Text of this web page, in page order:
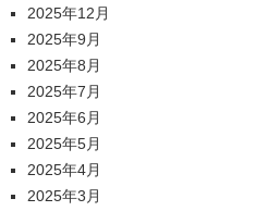
2025年12月
2025年9月
2025年8月
2025年7月
2025年6月
2025年5月
2025年4月
2025年3月